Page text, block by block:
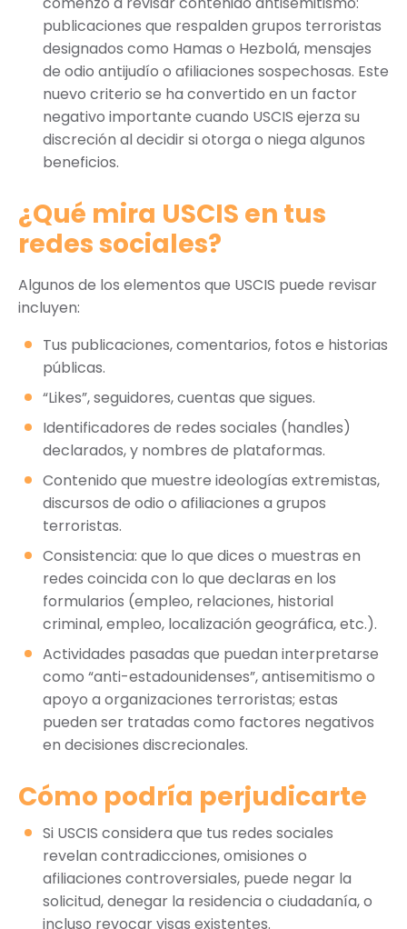
publicaciones que respalden grupos terroristas
designados como Hamas o Hezbolá, mensajes
de odio antijudío o afiliaciones sospechosas. Este
nuevo criterio se ha convertido en un factor
negativo importante cuando USCIS ejerza su
discreción al decidir si otorga o niega algunos
beneficios.
¿Qué mira USCIS en tus
redes sociales?
Algunos de los elementos que USCIS puede revisar
incluyen:
Tus publicaciones, comentarios, fotos e historias
públicas.
“Likes”, seguidores, cuentas que sigues.
Identificadores de redes sociales (handles)
declarados, y nombres de plataformas.
Contenido que muestre ideologías extremistas,
discursos de odio o afiliaciones a grupos
terroristas.
Consistencia: que lo que dices o muestras en
redes coincida con lo que declaras en los
formularios (empleo, relaciones, historial
criminal, empleo, localización geográfica, etc.).
Actividades pasadas que puedan interpretarse
como “anti-estadounidenses”, antisemitismo o
apoyo a organizaciones terroristas; estas
pueden ser tratadas como factores negativos
en decisiones discrecionales.
Cómo podría perjudicarte
Si USCIS considera que tus redes sociales
revelan contradicciones, omisiones o
afiliaciones controversiales, puede negar la
solicitud, denegar la residencia o ciudadanía, o
incluso revocar visas existentes.